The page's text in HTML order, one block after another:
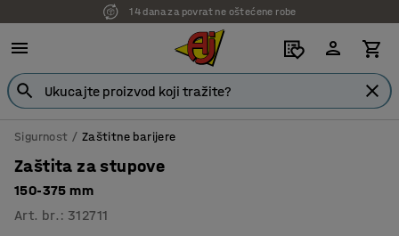
14 dana za povrat ne oštećene robe
Sigurnost Zaštitne barijere
Zaštita za stupove
150-375 mm
Art. br. : 312711